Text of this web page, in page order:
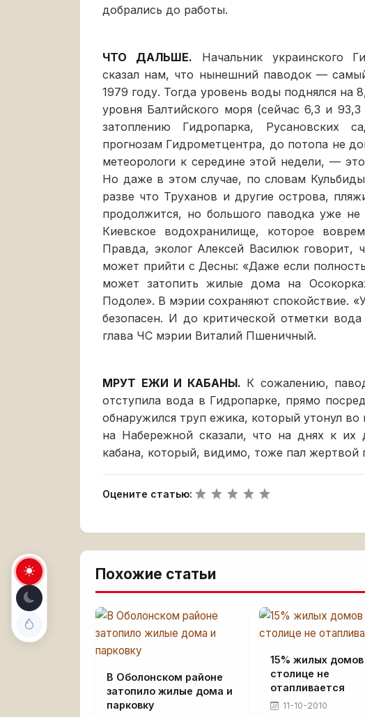
добрались до работы.
ЧТО ДАЛЬШЕ. Начальник украинского
сказал нам, что нынешний паводок —
1979 году. Тогда уровень воды поднялся
уровня Балтийского моря (сейчас 6,3 и
затоплению Гидропарка, Русановских
прогнозам Гидрометцентра, до потопа не
метеорологи к середине этой недели, —
Но даже в этом случае, по словам
разве что Труханов и другие острова,
продолжится, но большого паводка уже
Киевское водохранилище, которое
Правда, эколог Алексей Василюк говорит,
может прийти с Десны: «Даже если
может затопить жилые дома на
Подоле». В мэрии сохраняют спокойствие.
безопасен. И до критической отметки
глава ЧС мэрии Виталий Пшеничный.
МРУТ ЕЖИ И КАБАНЫ. К сожалению,
отступила вода в Гидропарке, прямо
обнаружился труп ежика, который утонул
на Набережной сказали, что на днях к их
кабана, который, видимо, тоже пал жертвой
Оцените статью:
Похожие статьи
В Оболонском районе
затопило жилые дома и
парковку
15% жилых домов
столице не
отапливается
11-10-2010